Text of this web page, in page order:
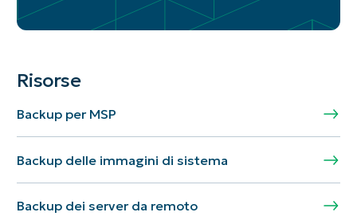
Risorse
Backup per MSP
Backup delle immagini di sistema
Backup dei server da remoto